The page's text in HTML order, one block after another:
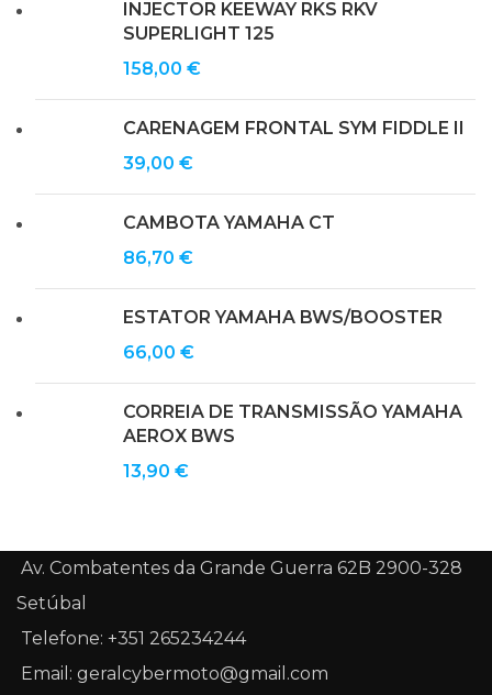
INJECTOR KEEWAY RKS RKV
SUPERLIGHT 125
158,00 €
CARENAGEM FRONTAL SYM FIDDLE II
39,00 €
CAMBOTA YAMAHA CT
86,70 €
ESTATOR YAMAHA BWS/BOOSTER
66,00 €
CORREIA DE TRANSMISSÃO YAMAHA
AEROX BWS
13,90 €
Av. Combatentes da Grande Guerra 62B 2900-328
Setúbal
Telefone: +351 265234244
Email: geralcybermoto@gmail.com